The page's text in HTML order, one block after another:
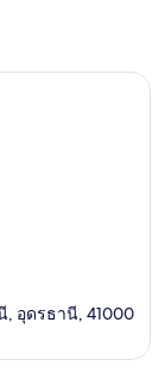
, อุดรธานี, 41000